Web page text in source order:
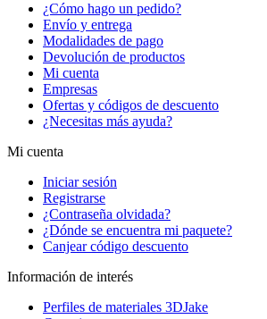
¿Cómo hago un pedido?
Envío y entrega
Modalidades de pago
Devolución de productos
Mi cuenta
Empresas
Ofertas y códigos de descuento
¿Necesitas más ayuda?
Mi cuenta
Iniciar sesión
Registrarse
¿Contraseña olvidada?
¿Dónde se encuentra mi paquete?
Canjear código descuento
Información de interés
Perfiles de materiales 3DJake